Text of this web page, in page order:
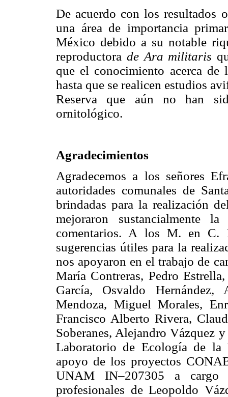
De acuerdo con los resultados
una área de importancia
México debido a su notable
reproductora de Ara militaris
que el conocimiento acerca de
hasta que se realicen estudios
Reserva que aún no han
ornitológico.
Agradecimientos
Agradecemos a los señores
autoridades comunales de
brindadas para la realización
mejoraron sustancialmente
comentarios. A los M. en C.
sugerencias útiles para la
nos apoyaron en el trabajo de
María Contreras, Pedro
García, Osvaldo Hernández,
Mendoza, Miguel Morales,
Francisco Alberto Rivera,
Soberanes, Alejandro Vázquez
Laboratorio de Ecología de
apoyo de los proyectos
UNAM IN–207305 a
profesionales de Leopoldo